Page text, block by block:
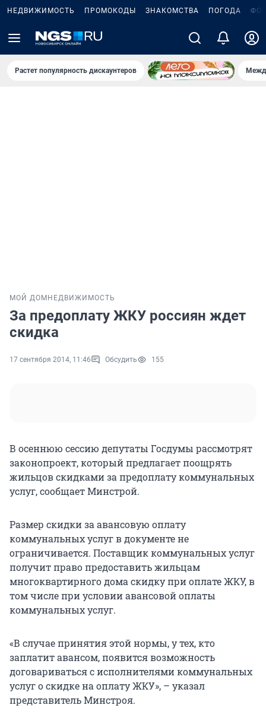
НЕДВИЖИМОСТЬ ПРОМОКОДЫ ЗНАКОМСТВА ПОГОДА
Растет популярность дискаунтеров
МОЙ ДОМ НЕДВИЖИМОСТЬ
За предоплату ЖКУ россиян ждет
скидка
17 сентября 2014, 11:46 Обсудить 155
В осеннюю сессию депутаты Госдумы рассмотрят
законопроект, который предлагает поощрять
жильцов скидками за предоплату коммунальных
услуг, сообщает Минстрой.
Размер скидки за авансовую оплату
коммунальных услуг в документе не
ограничивается. Поставщик коммунальных услуг
получит право предоставить жильцам
многоквартирного дома скидку при оплате ЖКУ, в
том числе при условии авансовой оплаты
коммунальных услуг.
«В случае принятия этой нормы, у тех, кто
заплатит авансом, появится возможность
договариваться с исполнителями коммунальных
услуг о скидке на оплату ЖКУ», – указал
представитель Минстроя.